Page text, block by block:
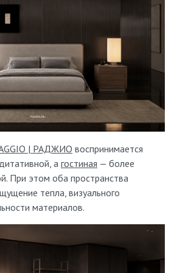
ли вы гарантию на товары?
мебель действует гарантия: 2 года с
| РАДЖИО воспринимается
а гостиная — более
При этом оба пространства
тепла, визуального
материалов.